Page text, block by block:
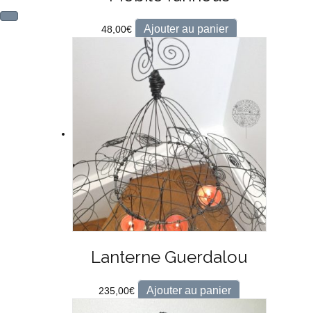
48,00€ Ajouter au panier
Lanterne Guerdalou
235,00€ Ajouter au panier